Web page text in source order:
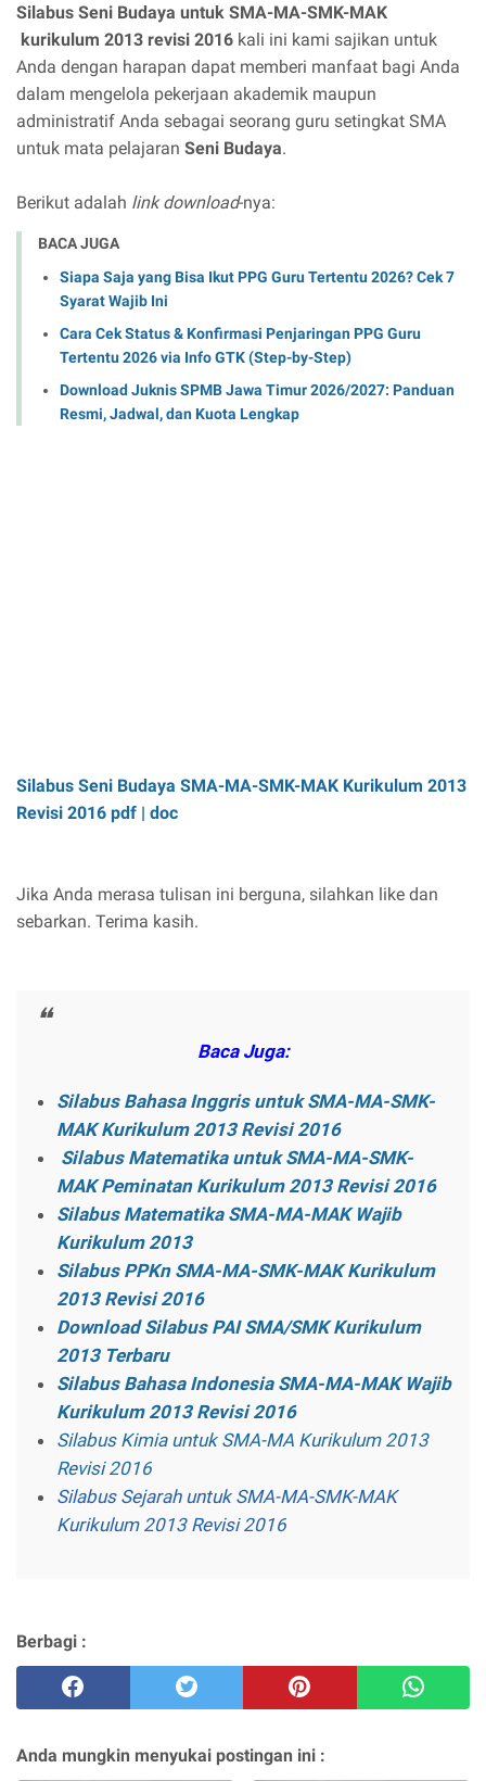
Silabus Seni Budaya untuk SMA-MA-SMK-MAK
kurikulum 2013 revisi 2016 kali ini kami sajikan untuk
Anda dengan harapan dapat memberi manfaat bagi Anda
dalam mengelola pekerjaan akademik maupun
administratif Anda sebagai seorang guru setingkat SMA
untuk mata pelajaran Seni Budaya.
Berikut adalah link download-nya:
BACA JUGA
Siapa Saja yang Bisa Ikut PPG Guru Tertentu 2026? Cek 7
Syarat Wajib Ini
Cara Cek Status & Konfirmasi Penjaringan PPG Guru
Tertentu 2026 via Info GTK (Step-by-Step)
Download Juknis SPMB Jawa Timur 2026/2027: Panduan
Resmi, Jadwal, dan Kuota Lengkap
Silabus Seni Budaya SMA-MA-SMK-MAK Kurikulum 2013
Revisi 2016 pdf | doc
Jika Anda merasa tulisan ini berguna, silahkan like dan
sebarkan. Terima kasih.
Baca Juga:
Silabus Bahasa Inggris untuk SMA-MA-SMK-
MAK Kurikulum 2013 Revisi 2016
Silabus Matematika untuk SMA-MA-SMK-
MAK Peminatan Kurikulum 2013 Revisi 2016
Silabus Matematika SMA-MA-MAK Wajib
Kurikulum 2013
Silabus PPKn SMA-MA-SMK-MAK Kurikulum
2013 Revisi 2016
Download Silabus PAI SMA/SMK Kurikulum
2013 Terbaru
Silabus Bahasa Indonesia SMA-MA-MAK Wajib
Kurikulum 2013 Revisi 2016
Silabus Kimia untuk SMA-MA Kurikulum 2013
Revisi 2016
Silabus Sejarah untuk SMA-MA-SMK-MAK
Kurikulum 2013 Revisi 2016
Berbagi :
Anda mungkin menyukai postingan ini :